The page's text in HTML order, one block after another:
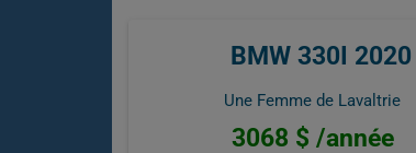
BMW 330I 2020
Une Femme de Lavaltrie
3068 $ /année